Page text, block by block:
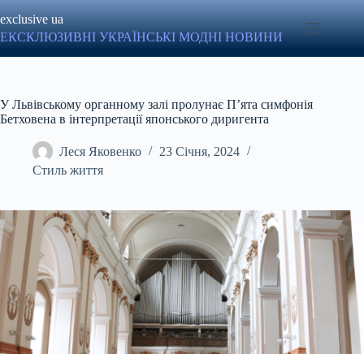
до
вмісту
exclusive ua
ЕКСКЛЮЗИВНІ УКРАЇНСЬКІ МОДНІ НОВИНИ
У Львівському органному залі пролунає П’ята симфонія
Бетховена в інтерпретації японського диригента
Леся Яковенко
23 Січня, 2024
Стиль життя